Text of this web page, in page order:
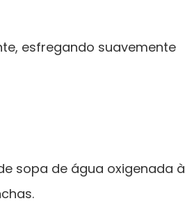
esfregando suavemente
sopa de água oxigenada à